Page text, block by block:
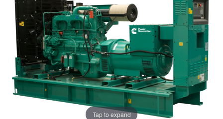
Tap to expand